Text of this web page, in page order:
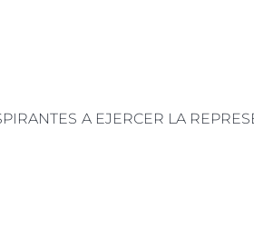
A EJERCER LA